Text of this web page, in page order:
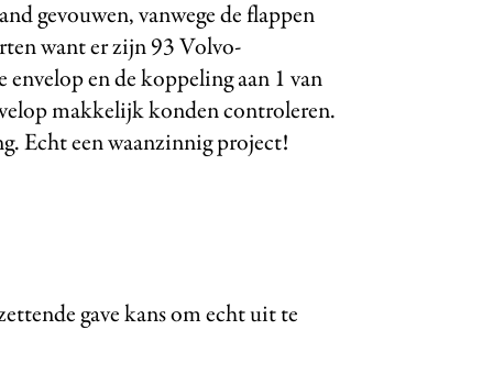
gevouwen, vanwege de flappen
want er zijn 93 Volvo-
en de koppeling aan 1 van
makkelijk konden controleren.
Echt een waanzinnig project!
gave kans om echt uit te